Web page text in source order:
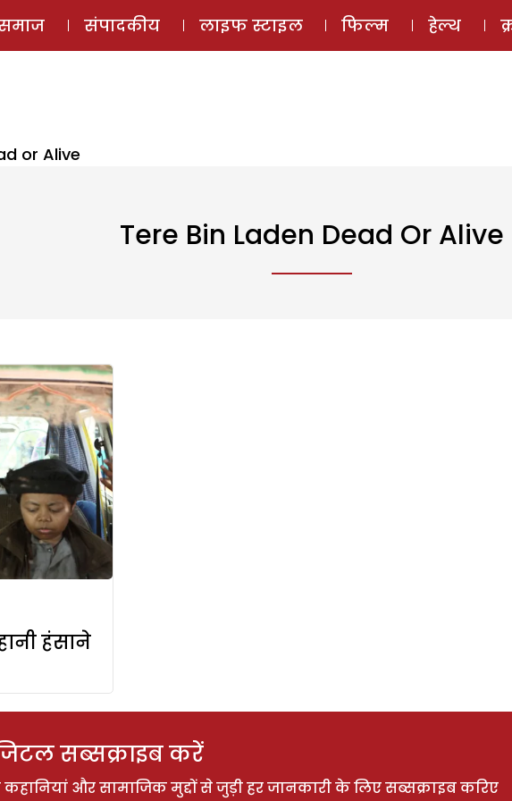
ई-मैगज़ीन
संपादकीय लाइफ स्टाइल फिल्म हेल्थ
or Alive
Tere Bin Laden Dead Or Alive
हंसाने
सब्सक्राइब करें
और सामाजिक मुद्दों से जुड़ी हर जानकारी के लिए सब्सक्राइब करिए